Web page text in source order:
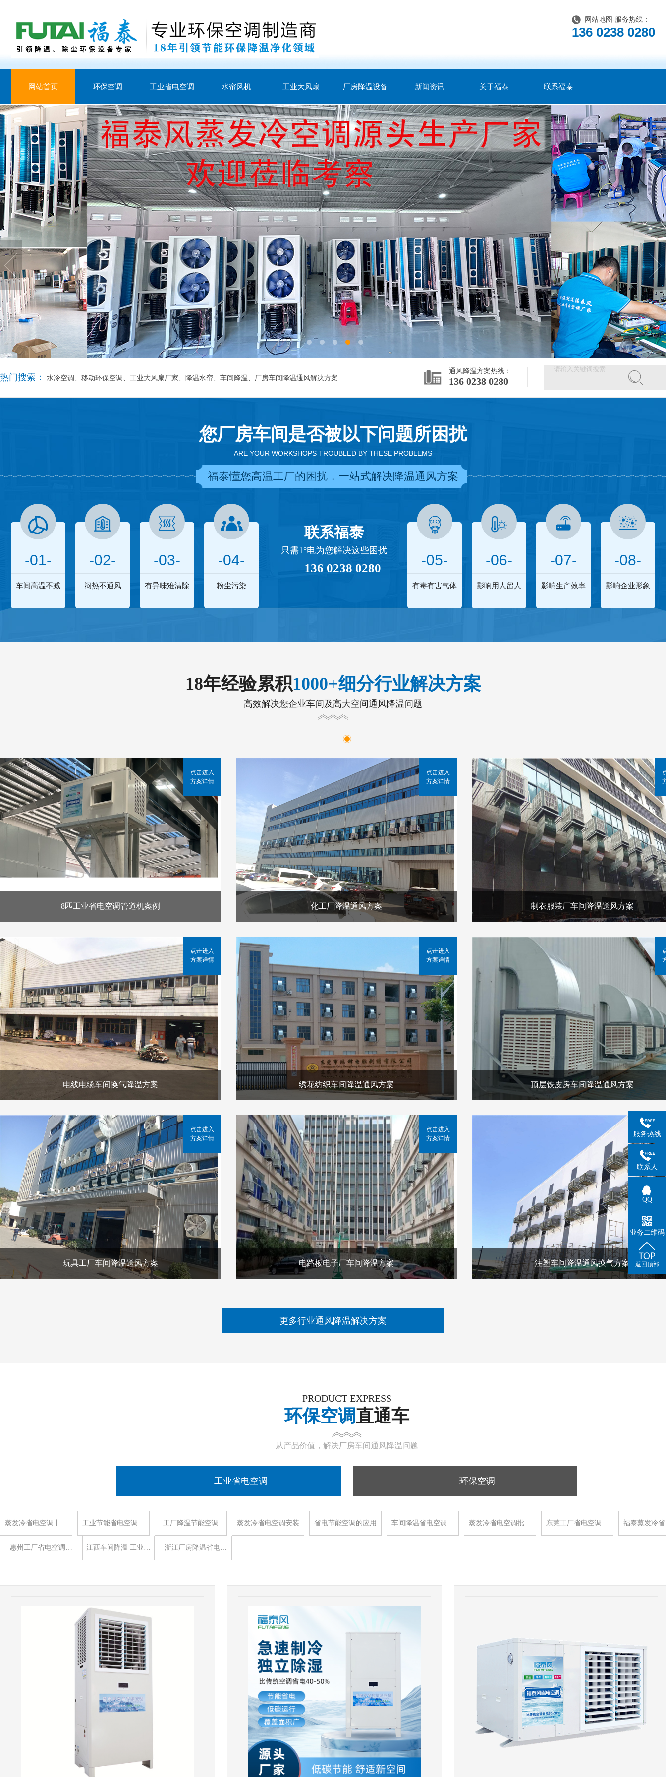
网站地图 -服务热线：
136 0238 0280
网站首页 环保空调 工业省电空调 水帘风机 工业大风扇 厂房降温设备 新闻资讯 关于福泰 联系福泰
热门搜索： 水冷空调、移动环保空调、工业大风扇厂家、降温水帘、车间降温、厂房车间降温通风解决方案
通风降温方案热线：
136 0238 0280
您厂房车间是否被以下问题所困扰
ARE YOUR WORKSHOPS TROUBLED BY THESE PROBLEMS
福泰懂您高温工厂的困扰，一站式解决降温通风方案
-01-
车间高温不减
-02-
闷热不通风
-03-
有异味难清除
-04-
粉尘污染
联系福泰
只需1°电为您解决这些困扰
136 0238 0280 -05-
有毒有害气体
-06-
影响用人留人
-07-
影响生产效率
-08-
影响企业形象
18年经验累积1000+细分行业解决方案
高效解决您企业车间及高大空间通风降温问题
8匹工业省电空调管道机案例
点击进入
方案详情
化工厂降温通风方案
点击进入
方案详情
制衣服装厂车间降温送风方案
电线电缆车间换气降温方案
点击进入
方案详情
绣花纺织车间降温通风方案
点击进入
方案详情
顶层铁皮房车间降温通风方案
玩具工厂车间降温送风方案
点击进入
方案详情
电路板电子厂车间降温方案
点击进入
方案详情
注塑车间降温通风换气方案
更多行业通风降温解决方案
PRODUCT EXPRESS
环保空调直通车
从产品价值，解决厂房车间通风降温问题
工业省电空调 环保空调
蒸发冷省电空调丨… 工业节能省电空调… 工厂降温节能空调 蒸发冷省电空调安装 省电节能空调的应用 车间降温省电空调… 蒸发冷省电空调批… 东莞工厂省电空调… 福泰蒸发冷
惠州工厂省电空调… 江西车间降温 工业… 浙江厂房降温省电…
服务热线
联系人
QQ
业务二维码
返回顶部